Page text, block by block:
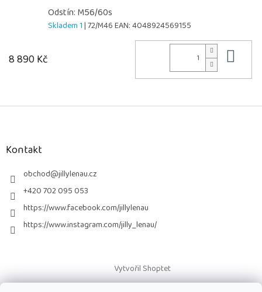
Odstín: M56/60s
Skladem 1| 72/M46EAN:4048924569155
8 890 Kč
Z
Kontakt
obchod@jillylenau.cz
+420 702 095 053
https://www.facebook.com/jillylenau
https://www.instagram.com/jilly_lenau/
Vytvořil Shoptet